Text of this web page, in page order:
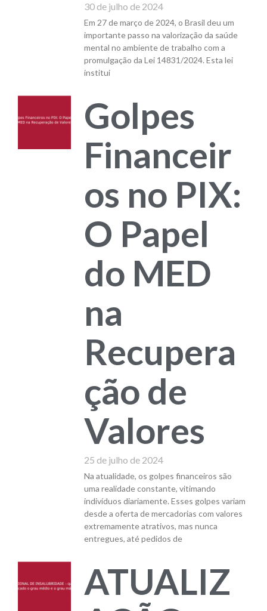
30 de julho de 2024
Em 27 de março de 2024, o Brasil deu um
importante passo na valorização da saúde
mental no ambiente de trabalho com a
promulgação da Lei 14831/2024. Esta lei
institui
Golpes
Financeir
os no PIX:
O Papel
do MED
na
Recupera
ção de
Valores
25 de julho de 2024
Na atualidade, os golpes financeiros são
uma realidade constante, vitimando
indivíduos diariamente. Esses golpes variam
desde a oferta de mercadorias com valores
extremamente atrativos, mas nunca
entregues, até pedidos de
ATUALIZ